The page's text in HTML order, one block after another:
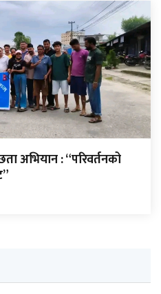
अभियान : “परिवर्तनको